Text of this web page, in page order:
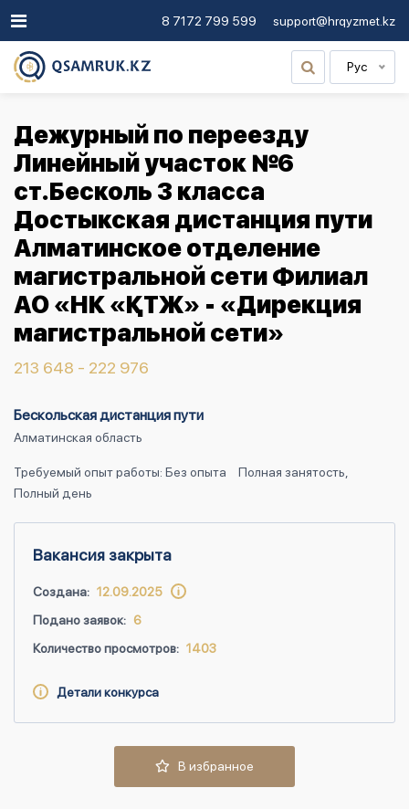
8 7172 799 599 support@hrqyzmet.kz
Рус
Дежурный по переезду
Линейный участок №6
ст.Бесколь 3 класса
Достыкская дистанция пути
Алматинское отделение
магистральной сети Филиал
АО «НК «ҚТЖ» - «Дирекция
магистральной сети»
213 648 - 222 976
Бескольская дистанция пути
Алматинская область
Требуемый опыт работы: Без опыта
Полная занятость,
Полный день
Вакансия закрыта
Создана: 12.09.2025
Подано заявок: 6
Количество просмотров: 1403
Детали конкурса
В избранное